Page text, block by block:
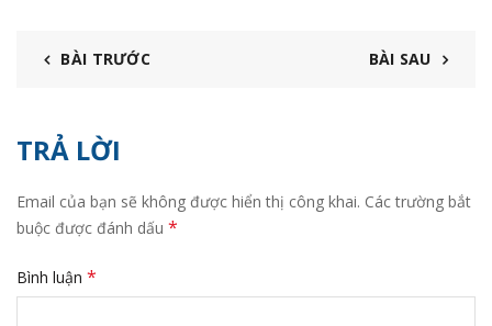
BÀI TRƯỚC BÀI SAU
TRẢ LỜI
Email của bạn sẽ không được hiển thị công khai. Các trường bắt
buộc được đánh dấu *
Bình luận *